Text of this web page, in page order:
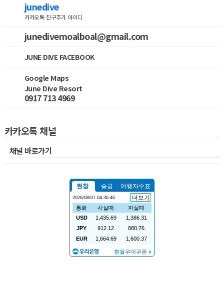
junedive
카카오톡 친구추가 아이디
junedivemoalboal@gmail.com
JUNE DIVE FACEBOOK
Google Maps
June Dive Resort
0917 713 4969
카카오톡 채널
채널 바로가기